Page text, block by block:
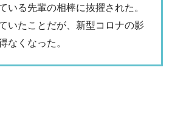
いる先輩の相棒に抜擢された。
いたことだが、新型コロナの影
なくなった。